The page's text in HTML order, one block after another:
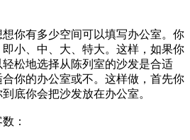
有多少空间可以填写办公室。你
小、中、大、特大。这样，如果你
松地选择从陈列室的沙发是合适
你的办公室或不。这样做，首先你
底你会把沙发放在办公室。
：